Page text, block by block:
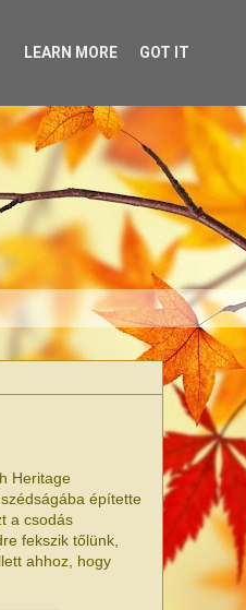
Heritage
építette
a csodás
fekszik tőlünk,
ahhoz, hogy
LEARN MORE GOT IT